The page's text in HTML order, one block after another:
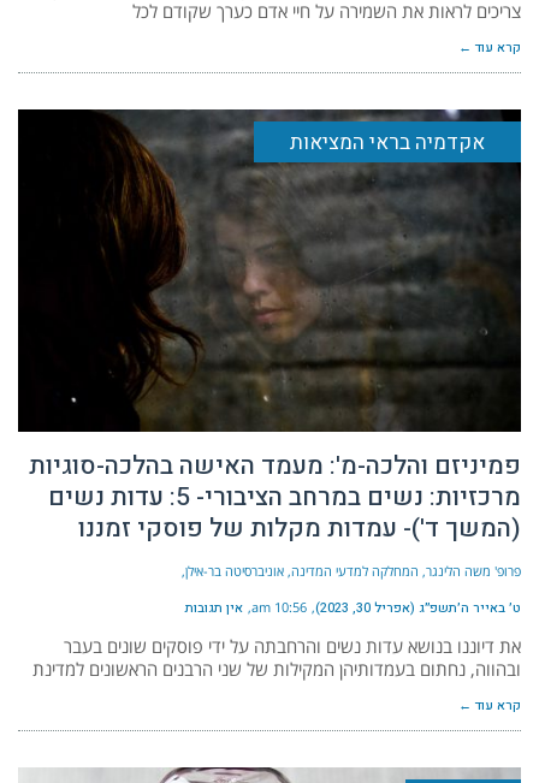
צריכים לראות את השמירה על חיי אדם כערך שקודם לכל
קרא עוד ←
אקדמיה בראי המציאות
פמיניזם והלכה-מ': מעמד האישה בהלכה-סוגיות
מרכזיות: נשים במרחב הציבורי- 5: עדות נשים
(המשך ד')- עמדות מקלות של פוסקי זמננו
פרופ' משה הלינגר, המחלקה למדעי המדינה, אוניברסיטה בר-אילן
ט׳ באייר ה׳תשפ״ג (אפריל 30, 2023) 10:56 am אין תגובות
את דיוננו בנושא עדות נשים והרחבתה על ידי פוסקים שונים בעבר
ובהווה, נחתום בעמדותיהן המקילות של שני הרבנים הראשונים למדינת
קרא עוד ←